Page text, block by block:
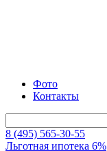
Фото
Контакты
8 (495) 565-30-55
Льготная ипотека 6%